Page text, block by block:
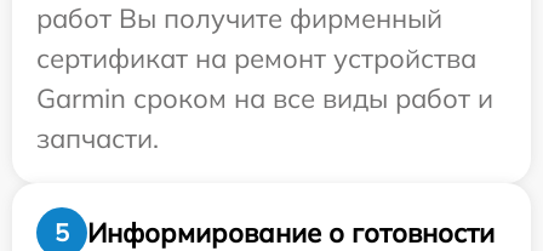
работ Вы получите фирменный
сертификат на ремонт устройства
Garmin сроком на все виды работ и
запчасти.
5
Информирование о готовности